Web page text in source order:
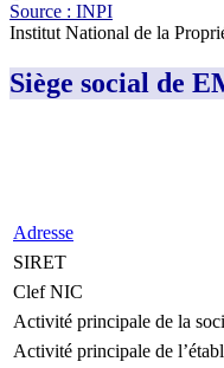
Source : INPI
Institut National de la
Siège social de
Adresse
SIRET
Clef NIC
Activité principale de la
Activité principale de